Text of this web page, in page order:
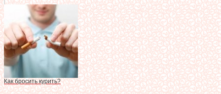
Как бросить курить?